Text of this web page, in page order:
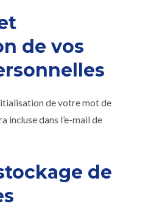
de vos
de votre mot de
incluse dans l’e-mail de
de